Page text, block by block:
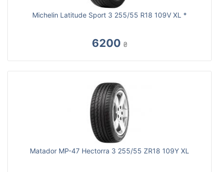
Michelin Latitude Sport 3 255/55 R18 109V XL *
6200 ₴
Matador MP-47 Hectorra 3 255/55 ZR18 109Y XL